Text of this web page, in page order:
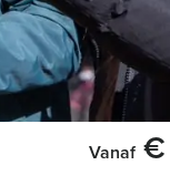
Vanaf€